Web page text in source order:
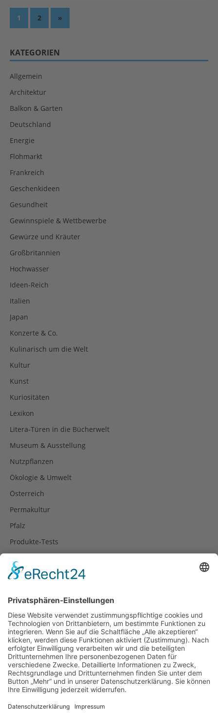
1 2 »
KATEGORIEN
Allgemein
Architektur
Balkon & Garten
Deutschland
Energie
Flohmarkt
Frankreich
Geschenkideen
Gesundheit
Gewinnspiele & Wettbewerbe
Gewürze und Kräuter
Großbritannien
Hochwasser
Ideen-Reich
Italien
Japan
Konzerte & Co.
Kulinarisch um die Welt
Kultur
Kunst
Kuriositäten
Lexikon
Litera-Türen in die Bücherwelt
Museum & Ausstellung
Nutzpflanzen
Ökologie & Umwelt
Österreich
Permakultur
Pfalz
Produkte-Tests
Rezepte
Spanien
Südtirol
USA
Weihnachten
Weihnachtstexte
Datenschutzerklärung
Impressum